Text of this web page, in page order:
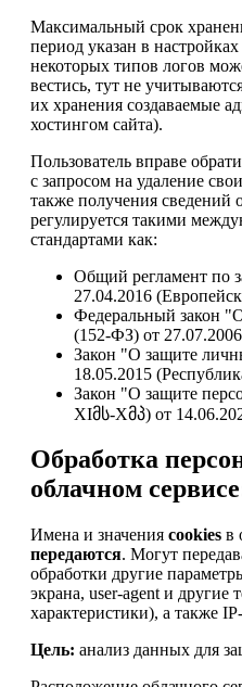
Максимальный срок
период указан в
некоторых типов логов
вестись, тут не
их хранения создаваемые
хостингом сайта).
Пользователь вправе
с запросом на удаление
также получения сведений
регулируется такими
стандартами как:
Общий регламент по
27.04.2016
Федеральный закон
(152-ФЗ) от
Закон "О защите
18.05.2015
Закон "О защите
XIმს-Xმპ) от
Обработка
облачном
Имена и значения cookies в
передаются. Могут
обработки другие
экрана, user-agent и другие
характеристики), а также
Цель: анализ данных для